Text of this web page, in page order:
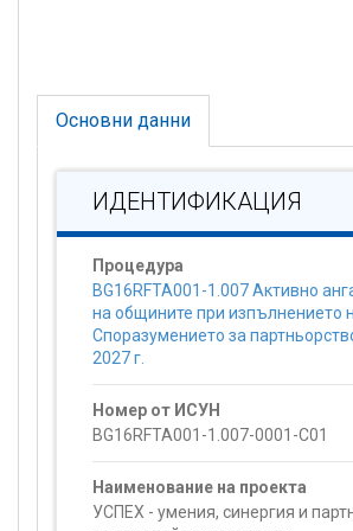
Основни данни
ИДЕНТИФИКАЦИЯ
Процедура
BG16RFTA001-1.007 Активно
на общините при изпълнението
Споразумението за
2027 г.
Номер от ИСУН
BG16RFTA001-1.007-0001-C01
Наименование на проекта
УСПЕХ - умения, синергия и